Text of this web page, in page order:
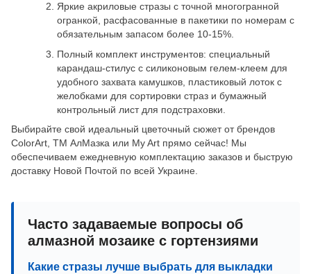
Яркие акриловые стразы с точной многогранной
огранкой, расфасованные в пакетики по номерам с
обязательным запасом более 10-15%.
Полный комплект инструментов: специальный
карандаш-стилус с силиконовым гелем-клеем для
удобного захвата камушков, пластиковый лоток с
желобками для сортировки страз и бумажный
контрольный лист для подстраховки.
Выбирайте свой идеальный цветочный сюжет от брендов
ColorArt, ТМ АлМазка или My Art прямо сейчас! Мы
обеспечиваем ежедневную комплектацию заказов и быструю
доставку Новой Почтой по всей Украине.
Часто задаваемые вопросы об
алмазной мозаике с гортензиями
Какие стразы лучше выбрать для выкладки